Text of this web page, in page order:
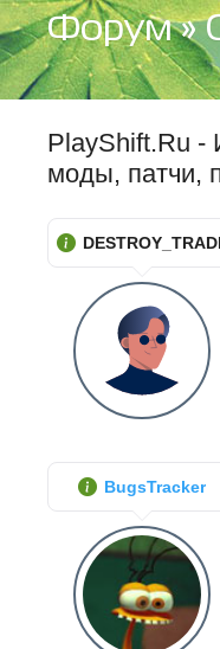
Форум»
PlayShift.Ru -
моды, патчи,
BugsTracker